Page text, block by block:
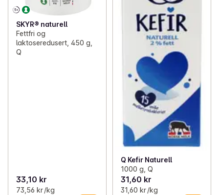
SKYR® naturell
Fettfri og
laktoseredusert, 450 g,
Q
33,10 kr
73,56 kr /kg
Q Kefir Naturell
1000 g, Q
31,60 kr
31,60 kr /kg